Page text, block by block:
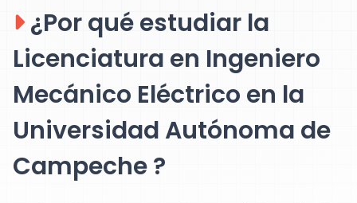
¿Por qué estudiar la
Licenciatura en Ingeniero
Mecánico Eléctrico en la
Universidad Autónoma de
Campeche ?